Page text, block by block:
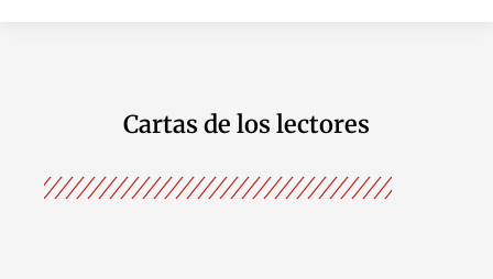
Cartas de los lectores